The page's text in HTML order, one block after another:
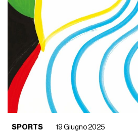
SPORTS
19 Giugno 2025